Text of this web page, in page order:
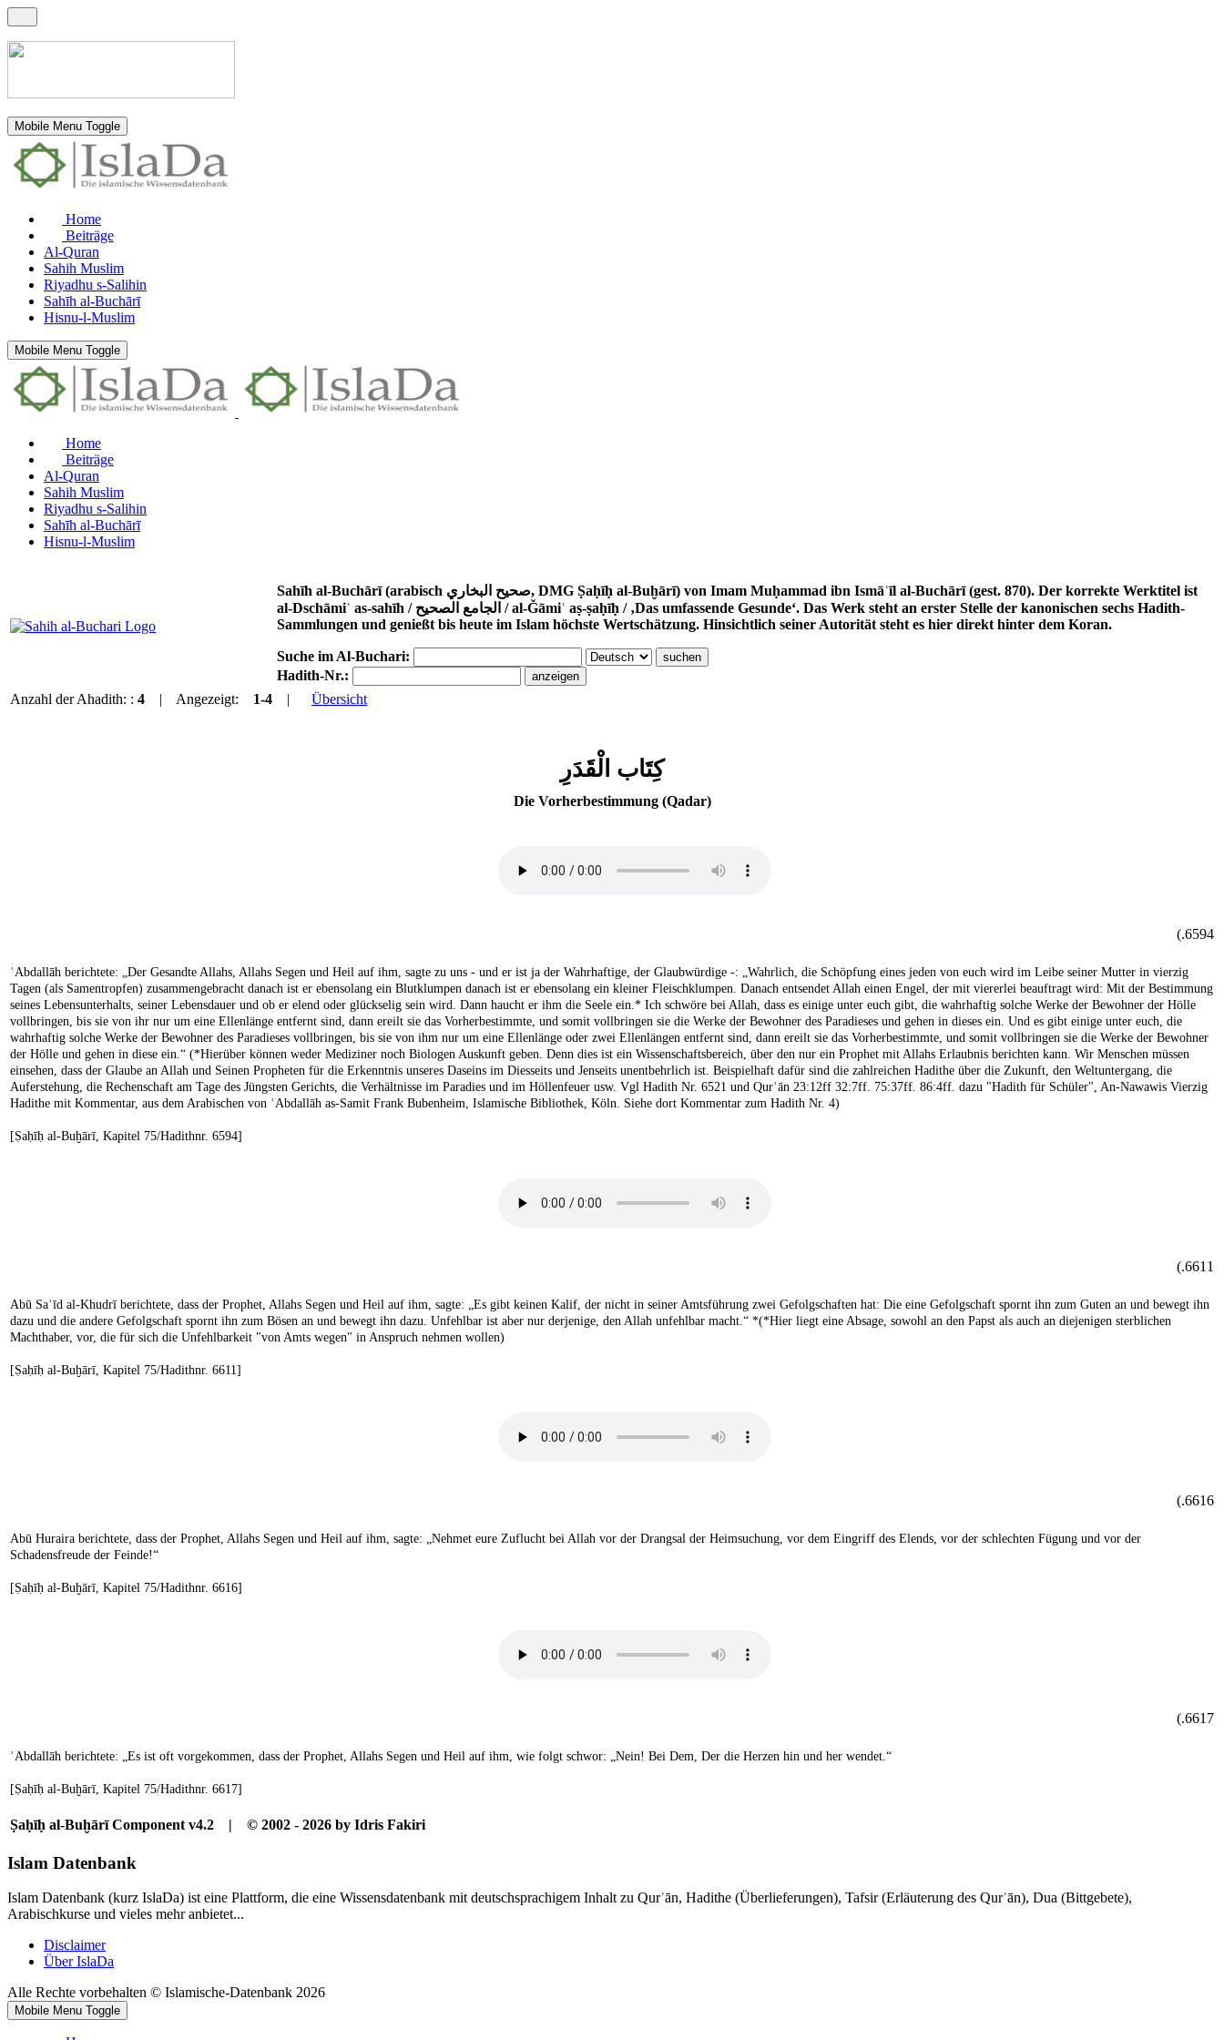
Mobile Menu Toggle
Home
Beiträge
Al-Quran
Sahih Muslim
Riyadhu s-Salihin
Sahīh al-Buchārī
Hisnu-l-Muslim
Mobile Menu Toggle
Home
Beiträge
Al-Quran
Sahih Muslim
Riyadhu s-Salihin
Sahīh al-Buchārī
Hisnu-l-Muslim
Sahīh al-Buchārī (arabisch صحيح البخاري, DMG Ṣaḥīḥ al-Buḫārī) von Imam Muḥammad ibn Ismāʿīl al-Buchārī (gest. 870). Der korrekte Werktitel ist
al-Dschāmiʿ as-sahīh / الجامع الصحيح / al-Ǧāmiʿ aṣ-ṣaḥīḥ / ‚Das umfassende Gesunde‘. Das Werk steht an erster Stelle der kanonischen sechs Hadith-
Sammlungen und genießt bis heute im Islam höchste Wertschätzung. Hinsichtlich seiner Autorität steht es hier direkt hinter dem Koran.
Suche im Al-Buchari:
Hadith-Nr.:
Anzahl der Ahadith: : 4 | Angezeigt: 1-4 | Übersicht
كِتَاب الْقَدَرِ
Die Vorherbestimmung (Qadar)
6594.)
ʿAbdallāh berichtete: „Der Gesandte Allahs, Allahs Segen und Heil auf ihm, sagte zu uns - und er ist ja der Wahrhaftige, der Glaubwürdige -: „Wahrlich, die Schöpfung eines jeden von euch wird im Leibe seiner Mutter in vierzig
Tagen (als Samentropfen) zusammengebracht danach ist er ebensolang ein Blutklumpen danach ist er ebensolang ein kleiner Fleischklumpen. Danach entsendet Allah einen Engel, der mit viererlei beauftragt wird: Mit der Bestimmung
seines Lebensunterhalts, seiner Lebensdauer und ob er elend oder glückselig sein wird. Dann haucht er ihm die Seele ein.* Ich schwöre bei Allah, dass es einige unter euch gibt, die wahrhaftig solche Werke der Bewohner der Hölle
vollbringen, bis sie von ihr nur um eine Ellenlänge entfernt sind, dann ereilt sie das Vorherbestimmte, und somit vollbringen sie die Werke der Bewohner des Paradieses und gehen in dieses ein. Und es gibt einige unter euch, die
wahrhaftig solche Werke der Bewohner des Paradieses vollbringen, bis sie von ihm nur um eine Ellenlänge oder zwei Ellenlängen entfernt sind, dann ereilt sie das Vorherbestimmte, und somit vollbringen sie die Werke der Bewohner
der Hölle und gehen in diese ein.“ (*Hierüber können weder Mediziner noch Biologen Auskunft geben. Denn dies ist ein Wissenschaftsbereich, über den nur ein Prophet mit Allahs Erlaubnis berichten kann. Wir Menschen müssen
einsehen, dass der Glaube an Allah und Seinen Propheten für die Erkenntnis unseres Daseins im Diesseits und Jenseits unentbehrlich ist. Beispielhaft dafür sind die zahlreichen Hadithe über die Zukunft, den Weltuntergang, die
Auferstehung, die Rechenschaft am Tage des Jüngsten Gerichts, die Verhältnisse im Paradies und im Höllenfeuer usw. Vgl Hadith Nr. 6521 und Qurʾān 23:12ff 32:7ff. 75:37ff. 86:4ff. dazu "Hadith für Schüler", An-Nawawis Vierzig
Hadithe mit Kommentar, aus dem Arabischen von ʿAbdallāh as-Samit Frank Bubenheim, Islamische Bibliothek, Köln. Siehe dort Kommentar zum Hadith Nr. 4)
[Ṣaḥīḥ al-Buḫārī, Kapitel 75/Hadithnr. 6594]
6611.)
Abū Saʿīd al-Khudrī berichtete, dass der Prophet, Allahs Segen und Heil auf ihm, sagte: „Es gibt keinen Kalif, der nicht in seiner Amtsführung zwei Gefolgschaften hat: Die eine Gefolgschaft spornt ihn zum Guten an und bewegt ihn
dazu und die andere Gefolgschaft spornt ihn zum Bösen an und bewegt ihn dazu. Unfehlbar ist aber nur derjenige, den Allah unfehlbar macht.“ *(*Hier liegt eine Absage, sowohl an den Papst als auch an diejenigen sterblichen
Machthaber, vor, die für sich die Unfehlbarkeit "von Amts wegen" in Anspruch nehmen wollen)
[Ṣaḥīḥ al-Buḫārī, Kapitel 75/Hadithnr. 6611]
6616.)
Abū Huraira berichtete, dass der Prophet, Allahs Segen und Heil auf ihm, sagte: „Nehmet eure Zuflucht bei Allah vor der Drangsal der Heimsuchung, vor dem Eingriff des Elends, vor der schlechten Fügung und vor der
Schadensfreude der Feinde!“
[Ṣaḥīḥ al-Buḫārī, Kapitel 75/Hadithnr. 6616]
6617.)
ʿAbdallāh berichtete: „Es ist oft vorgekommen, dass der Prophet, Allahs Segen und Heil auf ihm, wie folgt schwor: „Nein! Bei Dem, Der die Herzen hin und her wendet.“
[Ṣaḥīḥ al-Buḫārī, Kapitel 75/Hadithnr. 6617]
Ṣaḥīḥ al-Buḫārī Component v4.2 | © 2002 - 2026 by Idris Fakiri
Islam Datenbank
Islam Datenbank (kurz IslaDa) ist eine Plattform, die eine Wissensdatenbank mit deutschsprachigem Inhalt zu Qurʾān, Hadithe (Überlieferungen), Tafsir (Erläuterung des Qurʾān), Dua (Bittgebete),
Arabischkurse und vieles mehr anbietet...
Disclaimer
Über IslaDa
Alle Rechte vorbehalten © Islamische-Datenbank 2026
Mobile Menu Toggle